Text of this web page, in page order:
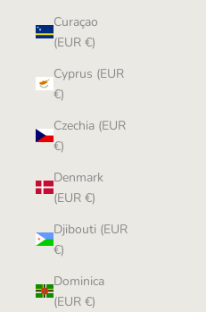
Curaçao
(EUR €)
Cyprus (EUR
€)
Czechia (EUR
€)
Denmark
(EUR €)
Djibouti (EUR
€)
Dominica
(EUR €)